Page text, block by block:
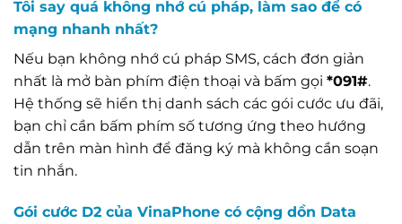
Tôi say quá không nhớ cú pháp, làm sao để có
mạng nhanh nhất?
Nếu bạn không nhớ cú pháp SMS, cách đơn giản
nhất là mở bàn phím điện thoại và bấm gọi *091#.
Hệ thống sẽ hiển thị danh sách các gói cước ưu đãi,
bạn chỉ cần bấm phím số tương ứng theo hướng
dẫn trên màn hình để đăng ký mà không cần soạn
tin nhắn.
Gói cước D2 của VinaPhone có cộng dồn Data